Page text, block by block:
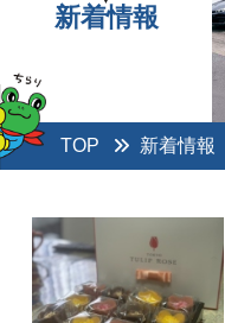
新着情報
TOP 新着情報